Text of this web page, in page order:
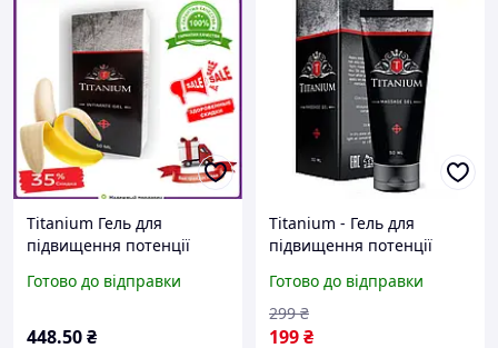
Titanium Гель для
підвищення потенції
Готово до відправки
448.50₴
Titanium - Гель для
підвищення потенції
Готово до відправки
199₴
299 ₴